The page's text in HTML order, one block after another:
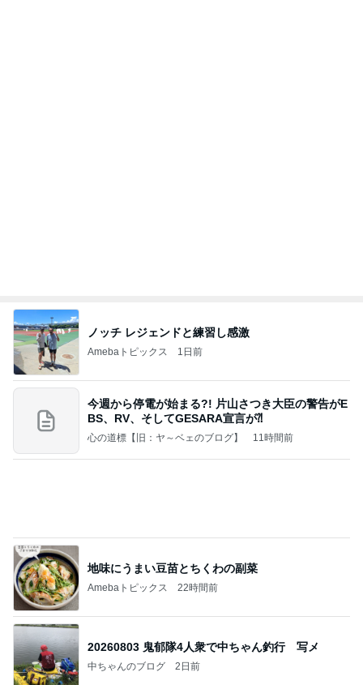
ノッチ レジェンドと練習し感激
Amebaトピックス 1日前
今週から停電が始まる?! 片山さつき大臣の警告がE
BS、RV、そしてGESARA宣言が⁈
心の道標【旧：ヤ～ベェのブログ】 11時間前
地味にうまい豆苗とちくわの副菜
Amebaトピックス 22時間前
20260803 鬼郁隊4人衆で中ちゃん釣行 写メ
中ちゃんのブログ 2日前